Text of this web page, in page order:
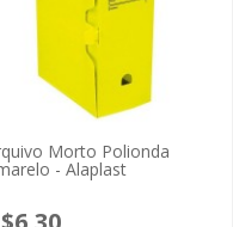
Morto Polionda
- Alaplast